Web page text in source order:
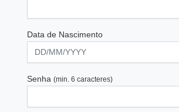
Data de Nascimento
Senha(min. 6 caracteres)